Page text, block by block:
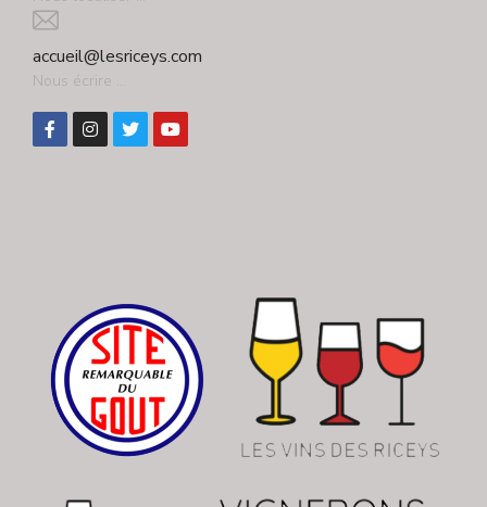
accueil@lesriceys.com
Nous écrire ...